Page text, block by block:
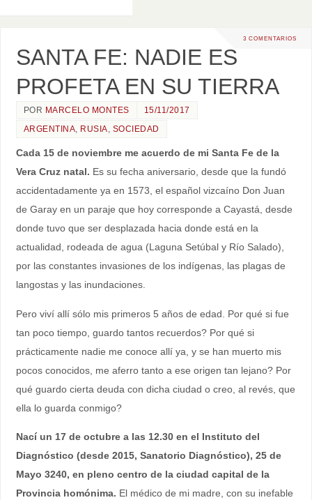
3 COMENTARIOS
SANTA FE: NADIE ES
PROFETA EN SU TIERRA
POR MARCELO MONTES
15/11/2017
ARGENTINA, RUSIA, SOCIEDAD
Cada 15 de noviembre me acuerdo de mi Santa Fe de la
Vera Cruz natal. Es su fecha aniversario, desde que la fundó
accidentadamente ya en 1573, el español vizcaíno Don Juan
de Garay en un paraje que hoy corresponde a Cayastá, desde
donde tuvo que ser desplazada hacia donde está en la
actualidad, rodeada de agua (Laguna Setúbal y Río Salado),
por las constantes invasiones de los indígenas, las plagas de
langostas y las inundaciones.
Pero viví allí sólo mis primeros 5 años de edad. Por qué si fue
tan poco tiempo, guardo tantos recuerdos? Por qué si
prácticamente nadie me conoce allí ya, y se han muerto mis
pocos conocidos, me aferro tanto a ese origen tan lejano? Por
qué guardo cierta deuda con dicha ciudad o creo, al revés, que
ella lo guarda conmigo?
Nací un 17 de octubre a las 12.30 en el Instituto del
Diagnóstico (desde 2015, Sanatorio Diagnóstico), 25 de
Mayo 3240, en pleno centro de la ciudad capital de la
Provincia homónima. El médico de mi madre, con su inefable